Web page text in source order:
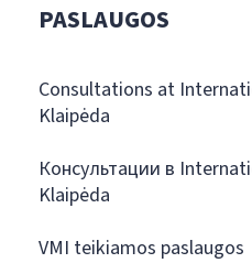
PASLAUGOS
Consultations at
Klaipėda
Консультации в
Klaipėda
VMI teikiamos paslaugos